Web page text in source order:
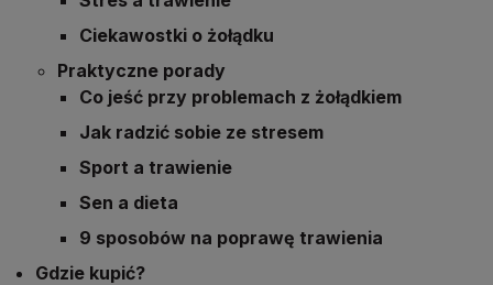
Ciekawostki o żołądku
Praktyczne porady
Co jeść przy problemach z żołądkiem
Jak radzić sobie ze stresem
Sport a trawienie
Sen a dieta
9 sposobów na poprawę trawienia
Gdzie kupić?